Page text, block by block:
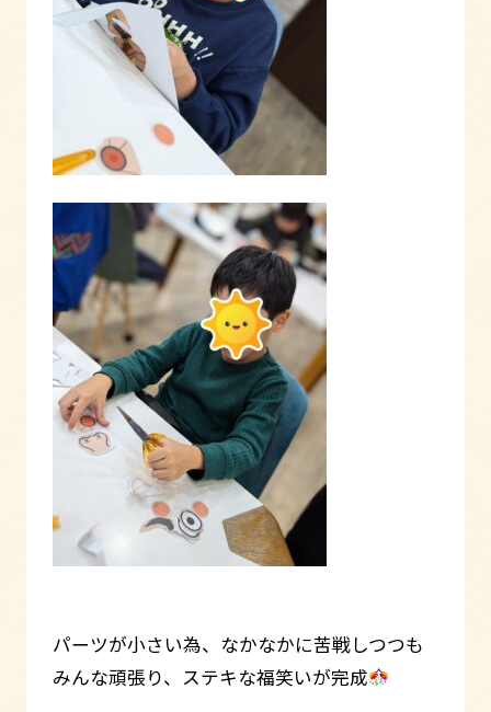
パーツが小さい為、なかなかに苦戦しつつも
みんな頑張り、ステキな福笑いが完成